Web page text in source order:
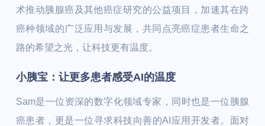
术推动胰腺癌及其他癌症研究的公益项目，加速其在跨
癌种领域的广泛应用与发展，共同点亮癌症患者生命之
路的希望之光，让科技更有温度。
小胰宝：让更多患者感受AI的温度
Sam是一位资深的数字化领域专家，同时也是一位胰腺
癌患者，更是一位寻求科技向善的AI应用开发者。面对